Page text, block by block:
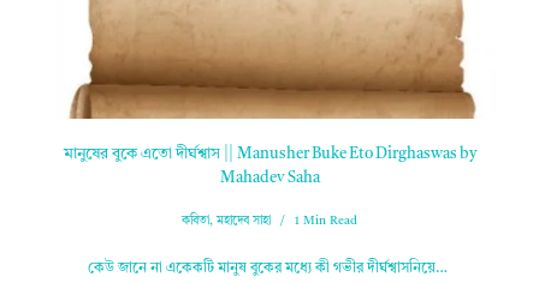
মানুষের বুকে এতো দীর্ঘশ্বাস || Manusher Buke Eto Dirghaswas by
Mahadev Saha
কবিতা,মহাদেব সাহা 1 Min Read
কেউ জানে না একেকটি মানুষ বুকের মধ্যে কী গভীর দীর্ঘশ্বাসনিয়ে…